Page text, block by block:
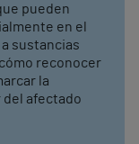
pueden
en el
sustancias
reconocer
la
del afectado